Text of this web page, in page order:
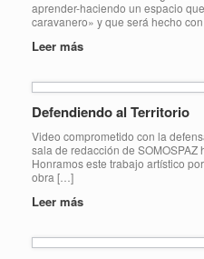
aprender-haciendo un espacio
caravanero» y que será hecho
Leer más
Defendiendo al Territorio
Video comprometido con la
sala de redacción de
Honramos este trabajo artístico
obra […]
Leer más